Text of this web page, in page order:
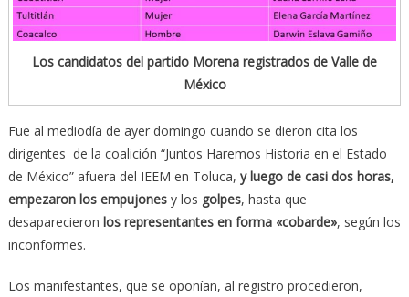
Los candidatos del partido Morena registrados de Valle de
México
Fue al mediodía de ayer domingo cuando se dieron cita los
dirigentes de la coalición “Juntos Haremos Historia en el Estado
de México” afuera del IEEM en Toluca, y luego de casi dos horas,
empezaron los empujonesy los golpes, hasta que
desaparecieron los representantes en forma «cobarde», según los
inconformes.
Los manifestantes, que se oponían, al registro procedieron,